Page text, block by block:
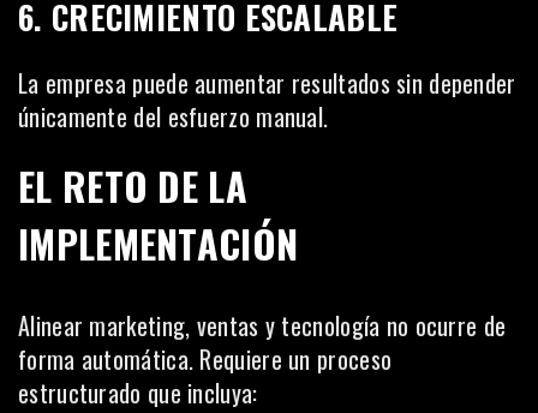
6. CRECIMIENTO ESCALABLE
La empresa puede aumentar resultados sin depender
únicamente del esfuerzo manual.
EL RETO DE LA
IMPLEMENTACIÓN
Alinear marketing, ventas y tecnología no ocurre de
forma automática. Requiere un proceso
estructurado que incluya: